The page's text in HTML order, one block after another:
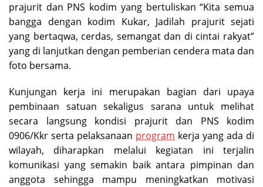
prajurit dan PNS kodim yang bertuliskan “Kita semua
bangga dengan kodim Kukar, Jadilah prajurit sejati
yang bertaqwa, cerdas, semangat dan di cintai rakyat”
yang di lanjutkan dengan pemberian cendera mata dan
foto bersama.
Kunjungan kerja ini merupakan bagian dari upaya
pembinaan satuan sekaligus sarana untuk melihat
secara langsung kondisi prajurit dan PNS kodim
0906/Kkr serta pelaksanaan program kerja yang ada di
wilayah, diharapkan melalui kegiatan ini terjalin
komunikasi yang semakin baik antara pimpinan dan
anggota sehingga mampu meningkatkan motivasi